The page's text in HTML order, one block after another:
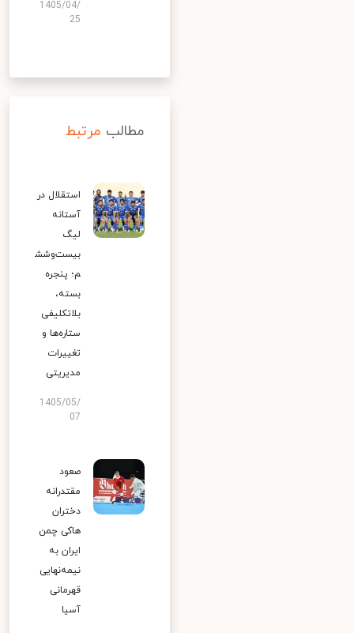
1405/04/
25
مطالب مرتبط
استقلال در
آستانه
لیگ
بیست‌وشش
م؛ پنجره
بسته،
بلاتکلیفی
ستاره‌ها و
تغییرات
مدیریتی
1405/05/
07
صعود
مقتدرانه
دختران
هاکی چمن
ایران به
نیمه‌نهایی
قهرمانی
آسیا